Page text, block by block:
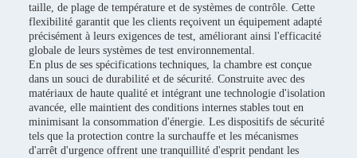
taille, de plage de température et de systèmes de contrôle. Cette
flexibilité garantit que les clients reçoivent un équipement adapté
précisément à leurs exigences de test, améliorant ainsi l'efficacité
globale de leurs systèmes de test environnemental.
En plus de ses spécifications techniques, la chambre est conçue
dans un souci de durabilité et de sécurité. Construite avec des
matériaux de haute qualité et intégrant une technologie d'isolation
avancée, elle maintient des conditions internes stables tout en
minimisant la consommation d'énergie. Les dispositifs de sécurité
tels que la protection contre la surchauffe et les mécanismes
d'arrêt d'urgence offrent une tranquillité d'esprit pendant les